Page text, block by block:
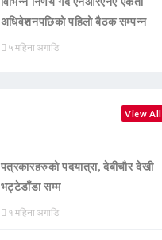
अधिवेशनपछिको पहिलो बैठक सम्पन्न
५ महिना अगाडि
View All
पत्रकारहरुको पदयात्रा, देबीचौर देखी
भट्टेडाँडा सम्म
१ महिना अगाडि